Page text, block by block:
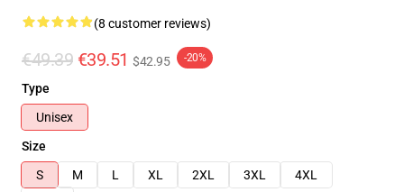
(8 customer reviews)
€49.39 €39.51 $42.95 -20%
Type
Unisex
Size
S
M L XL 2XL 3XL
4XL